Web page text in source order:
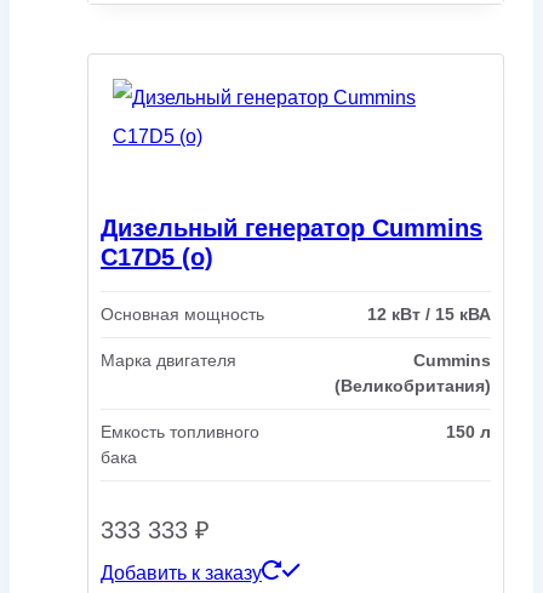
Дизельный генератор Cummins
C17D5 (o)
Основная мощность 12 кВт / 15 кВА
Марка двигателя
Cummins
(Великобритания)
Емкость топливного
бака
150 л
333 333 ₽
Добавить к заказу